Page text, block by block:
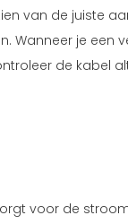
van de juiste
Wanneer je een
de kabel
voor de